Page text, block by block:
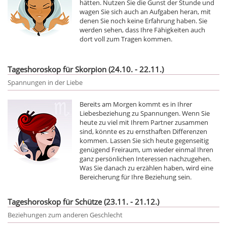
hätten. Nutzen Sie die Gunst der Stunde und
wagen Sie sich auch an Aufgaben heran, mit
denen Sie noch keine Erfahrung haben. Sie
werden sehen, dass Ihre Fähigkeiten auch
dort voll zum Tragen kommen.
Tageshoroskop für Skorpion (24.10. - 22.11.)
Spannungen in der Liebe
Bereits am Morgen kommt es in Ihrer
Liebesbeziehung zu Spannungen. Wenn Sie
heute zu viel mit Ihrem Partner zusammen
sind, könnte es zu ernsthaften Differenzen
kommen. Lassen Sie sich heute gegenseitig
genügend Freiraum, um wieder einmal Ihren
ganz persönlichen Interessen nachzugehen.
Was Sie danach zu erzählen haben, wird eine
Bereicherung für Ihre Beziehung sein.
Tageshoroskop für Schütze (23.11. - 21.12.)
Beziehungen zum anderen Geschlecht